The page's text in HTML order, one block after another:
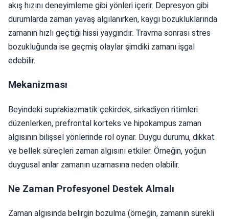
akış hızını deneyimleme gibi yönleri içerir. Depresyon gibi
durumlarda zaman yavaş algılanırken, kaygı bozukluklarında
zamanın hızlı geçtiği hissi yaygındır. Travma sonrası stres
bozukluğunda ise geçmiş olaylar şimdiki zamanı işgal
edebilir.
Mekanizması
Beyindeki suprakiazmatik çekirdek, sirkadiyen ritimleri
düzenlerken, prefrontal korteks ve hipokampus zaman
algısının bilişsel yönlerinde rol oynar. Duygu durumu, dikkat
ve bellek süreçleri zaman algısını etkiler. Örneğin, yoğun
duygusal anlar zamanın uzamasına neden olabilir.
Ne Zaman Profesyonel Destek Almalı
Zaman algısında belirgin bozulma (örneğin, zamanın sürekli